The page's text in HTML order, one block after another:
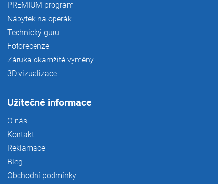
PREMIUM program
Nábytek na operák
Technický guru
Fotorecenze
Záruka okamžité výměny
3D vizualizace
Užitečné informace
O nás
Kontakt
Reklamace
Blog
Obchodní podmínky